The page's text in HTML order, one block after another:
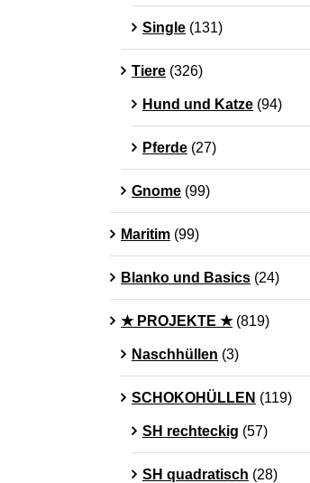
Single (131)
Tiere (326)
Hund und Katze (94)
Pferde (27)
Gnome (99)
Maritim (99)
Blanko und Basics (24)
★ PROJEKTE ★ (819)
Naschhüllen (3)
SCHOKOHÜLLEN (119)
SH rechteckig (57)
SH quadratisch (28)